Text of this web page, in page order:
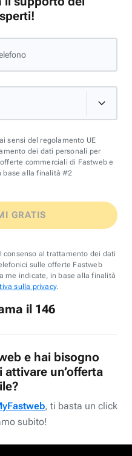
ai sensi del regolamento UE
dei dati personali per
commerciali di Fastweb e
base alla finalità #2
GRATIS
consenso al trattamento dei dati
sulle offerte Fastweb
me indicate, in base alla finalità
sulla privacy.
il 146
e hai bisogno
attivare un’offerta
, ti basta un click
subito!